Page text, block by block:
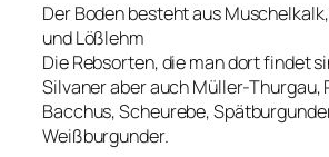
Der Boden besteht aus
und Lößlehm
Die Rebsorten, die man dort findet
Silvaner aber auch Müller-Thurgau,
Bacchus, Scheurebe,
Weißburgunder.